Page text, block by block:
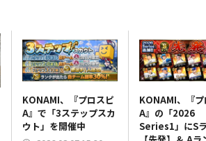
KONAMI、『プロスピ
A』で「3ステップスカ
ウト」を開催中
KONAMI、『
A』の「2026
Series1」にS